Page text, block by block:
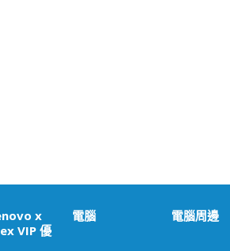
x
VIP 優
電腦 電腦周邊